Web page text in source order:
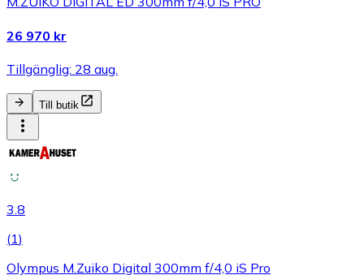
26 970 kr
Tillgänglig: 28 aug.
Till butik
3.8
(1)
Olympus M.Zuiko Digital 300mm f/4,0 iS Pro